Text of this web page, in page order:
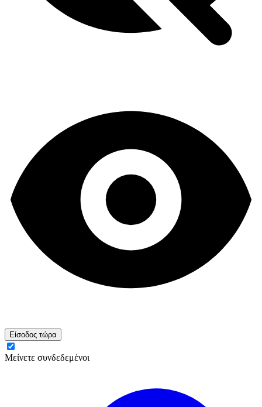
Είσοδος τώρα
Μείνετε συνδεδεμένοι